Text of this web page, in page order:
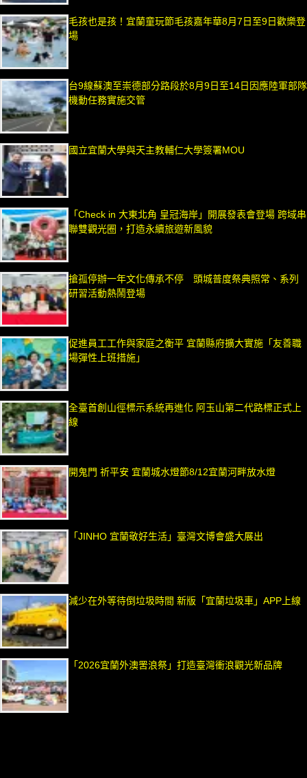
毛孩也是孩！宜蘭童玩節毛孩嘉年華8月7日至9日歡樂登
場
台9線蘇澳至崇德部分路段於8月9日至14日因應陸軍部隊
機動任務實施交管
國立宜蘭大學與天主教輔仁大學簽署MOU
「Check in 大東北角 皇冠海岸」開展發表會登場 跨域串
聯雙觀光圈，打造永續旅遊新風貌
搶孤停辦一年文化傳承不停 頭城普度祭典照常、系列
研習活動熱鬧登場
促進員工工作與家庭之衡平 宜蘭縣府擴大實施「友善職
場彈性上班措施」
全臺首創山徑標示系統再進化 阿玉山第二代路標正式上
線
開鬼門 祈平安 宜蘭城水燈節8/12宜蘭河畔放水燈
「JINHO 宜蘭敬好生活」臺灣文博會盛大展出
減少在外等待倒垃圾時間 新版「宜蘭垃圾車」APP上線
「2026宜蘭外澳罟浪祭」打造臺灣衝浪觀光新品牌